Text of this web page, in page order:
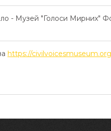
- Музей "Голоси Мирних"
https://